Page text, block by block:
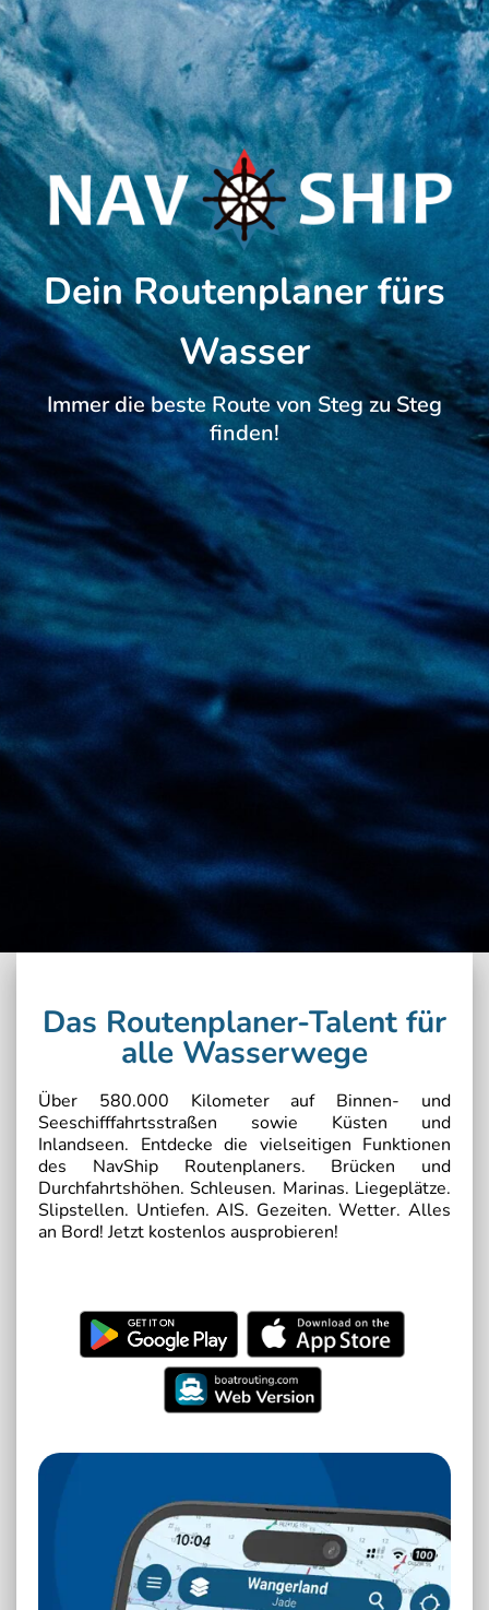
Dein Routenplaner fürs
Wasser
Immer die beste Route von Steg zu Steg
finden!
Das Routenplaner-Talent für
alle Wasserwege
Über 580.000 Kilometer auf Binnen- und
Seeschifffahrtsstraßen sowie Küsten und
Inlandseen. Entdecke die vielseitigen Funktionen
des NavShip Routenplaners. Brücken und
Durchfahrtshöhen. Schleusen. Marinas. Liegeplätze.
Slipstellen. Untiefen. AIS. Gezeiten. Wetter. Alles
an Bord! Jetzt kostenlos ausprobieren!